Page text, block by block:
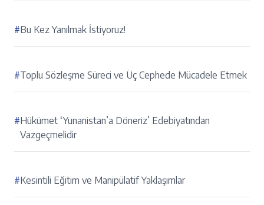
#Bu Kez Yanılmak İstiyoruz!
#Toplu Sözleşme Süreci ve Üç Cephede Mücadele Etmek
#Hükümet ‘Yunanistan’a Döneriz’ Edebiyatından
Vazgeçmelidir
#Kesintili Eğitim ve Manipülatif Yaklaşımlar